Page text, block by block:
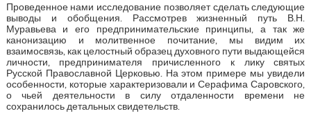
Проведенное нами исследование позволяет сделать следующие
выводы и обобщения. Рассмотрев жизненный путь В.Н.
Муравьева и его предпринимательские принципы, а так же
канонизацию и молитвенное почитание, мы видим их
взаимосвязь, как целостный образец духовного пути выдающейся
личности, предпринимателя причисленного к лику святых
Русской Православной Церковью. На этом примере мы увидели
особенности, которые характеризовали и Серафима Саровского,
о чьей деятельности в силу отдаленности времени не
сохранилось детальных свидетельств.